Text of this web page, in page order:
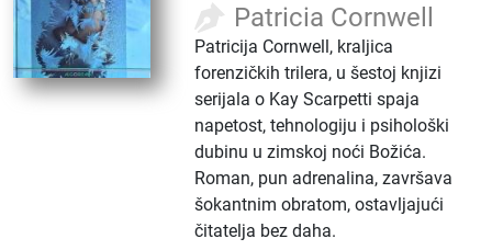
Patricia Cornwell
Patricija Cornwell, kraljica
forenzičkih trilera, u šestoj knjizi
serijala o Kay Scarpetti spaja
napetost, tehnologiju i psihološki
dubinu u zimskoj noći Božića.
Roman, pun adrenalina, završava
šokantnim obratom, ostavljajući
čitatelja bez daha.